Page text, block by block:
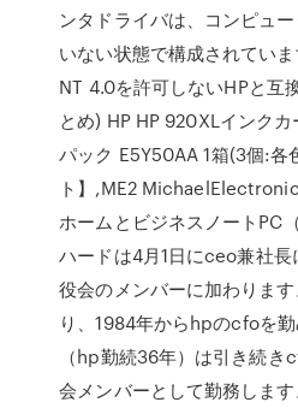
ンタドライバは、コンピュ
いない状態で構成されてい
NT 4.0を許可しないHPと互
とめ) HP HP 920XLインク
パック E5Y50AA 1箱(3個:各
ト】,ME2
ホームとビジネスノートPC
ハードは4月1日にceo兼社
役会のメンバーに加わりま
り、1984年からhpのcfoを
（hp勤続36年）は引き続
会メンバーとして勤務しま